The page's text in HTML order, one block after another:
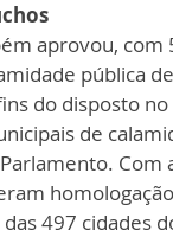
aprovou, com
pública
do disposto
de
Com
497 cidades